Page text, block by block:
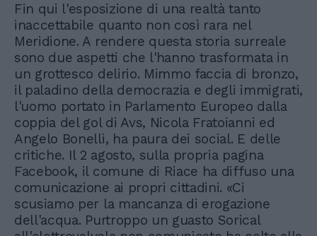
Fin qui l'esposizione di una realtà tanto
inaccettabile quanto non così rara nel
Meridione. A rendere questa storia surreale
sono due aspetti che l'hanno trasformata in
un grottesco delirio. Mimmo faccia di bronzo,
il paladino della democrazia e degli immigrati,
l'uomo portato in Parlamento Europeo dalla
coppia del gol di Avs, Nicola Fratoianni ed
Angelo Bonelli, ha paura dei social. E delle
critiche. Il 2 agosto, sulla propria pagina
Facebook, il comune di Riace ha diffuso una
comunicazione ai propri cittadini. «Ci
scusiamo per la mancanza di erogazione
dell'acqua. Purtroppo un guasto Sorical